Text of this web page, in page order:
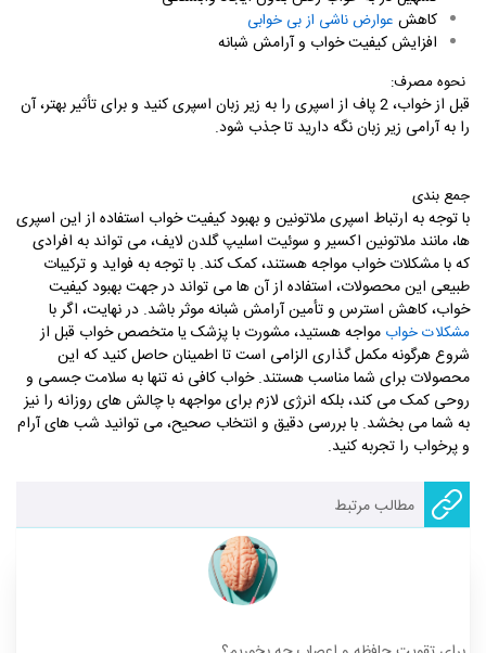
کاهش عوارض ناشی از بی خوابی
افزایش کیفیت خواب و آرامش شبانه
نحوه مصرف:
قبل از خواب، 2 پاف از اسپری را به زیر زبان اسپری کنید و برای تأثیر بهتر، آن
را به آرامی زیر زبان نگه دارید تا جذب شود.
جمع بندی
با توجه به ارتباط اسپری ملاتونین و بهبود کیفیت خواب استفاده از این اسپری
ها، مانند ملاتونین اکسیر و سوئیت اسلیپ گلدن لایف، می تواند به افرادی
که با مشکلات خواب مواجه هستند، کمک کند. با توجه به فواید و ترکیبات
طبیعی این محصولات، استفاده از آن ها می تواند در جهت بهبود کیفیت
خواب، کاهش استرس و تأمین آرامش شبانه موثر باشد. در نهایت، اگر با
مشکلات خواب مواجه هستید، مشورت با پزشک یا متخصص خواب قبل از
شروع هرگونه مکمل گذاری الزامی است تا اطمینان حاصل کنید که این
محصولات برای شما مناسب هستند. خواب کافی نه تنها به سلامت جسمی و
روحی کمک می کند، بلکه انرژی لازم برای مواجهه با چالش های روزانه را نیز
به شما می بخشد. با بررسی دقیق و انتخاب صحیح، می توانید شب های آرام
و پرخواب را تجربه کنید.
مطالب مرتبط